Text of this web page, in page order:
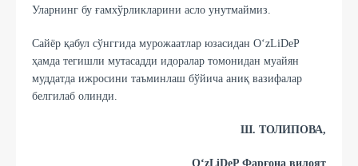
Уларнинг бу ғамхўрликларини асло унутмаймиз.
Сайёр қабул сўнггида мурожаатлар юзасидан O‘zLiDeP
ҳамда тегишли мутасадди идоралар томонидан муайян
муддатда ижросини таъминлаш бўйича аниқ вазифалар
белгилаб олинди.
Ш. ТОЛИПОВА,
O‘zLiDeP Фарғона вилоят